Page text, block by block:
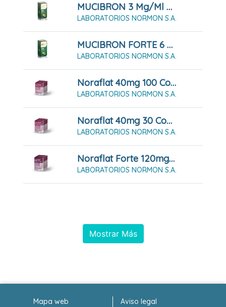
MUCIBRON 3 Mg/ml Solución Oral 200ml
LABORATORIOS NORMON S.A.
MUCIBRON FORTE 6 Mg/ml Solución Oral 250 Ml
LABORATORIOS NORMON S.A.
Noraflat 40mg 100 Comprimidos Masticables
LABORATORIOS NORMON S.A.
Noraflat 40mg 30 Comprimidos Masticables
LABORATORIOS NORMON S.A.
Noraflat Forte 120mg 40 Comprimidos Masticables
LABORATORIOS NORMON S.A.
Mostrar Más
Mapa web
Aviso legal